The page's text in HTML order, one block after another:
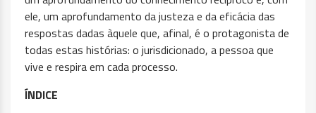
ele, um aprofundamento da justeza e da eficácia das
respostas dadas àquele que, afinal, é o protagonista de
todas estas histórias: o jurisdicionado, a pessoa que
vive e respira em cada processo.
ÍNDICE